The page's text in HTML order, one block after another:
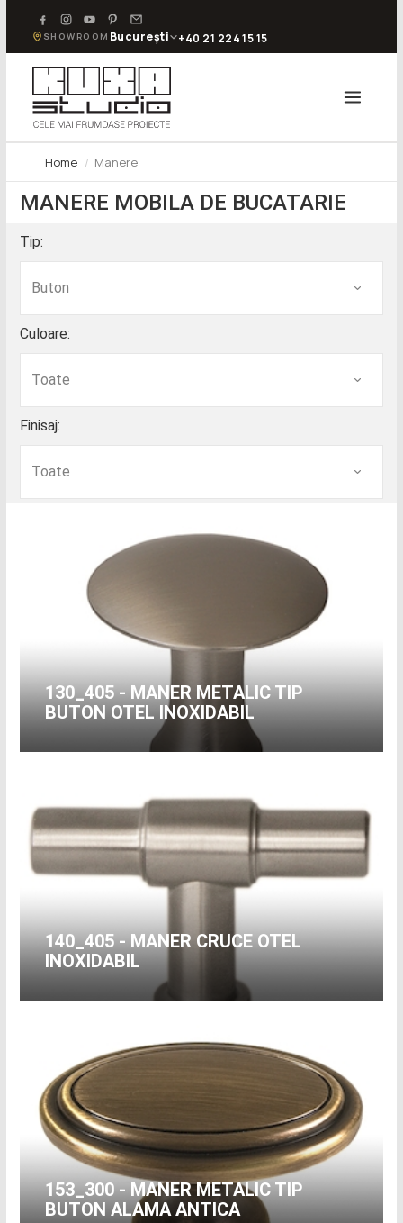
SHOWROOM București +40 21 224 15 15
Home Manere
MANERE MOBILA DE BUCATARIE
Tip:
Culoare:
Finisaj:
130_405 - MANER METALIC TIP
BUTON OTEL INOXIDABIL
140_405 - MANER CRUCE OTEL
INOXIDABIL
153_300 - MANER METALIC TIP
BUTON ALAMA ANTICA